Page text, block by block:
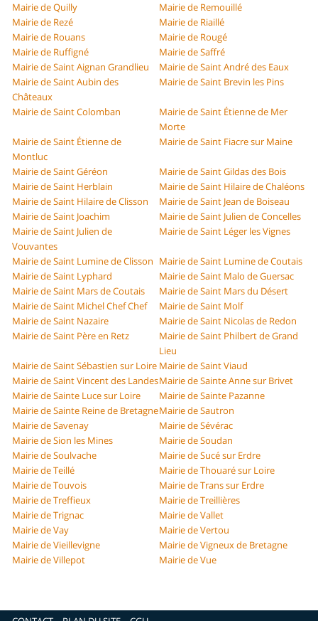
Mairie de Quilly
Mairie de Remouillé
Mairie de Rezé
Mairie de Riaillé
Mairie de Rouans
Mairie de Rougé
Mairie de Ruffigné
Mairie de Saffré
Mairie de Saint Aignan Grandlieu
Mairie de Saint André des Eaux
Mairie de Saint Aubin des
Châteaux
Mairie de Saint Brevin les Pins
Mairie de Saint Colomban
Mairie de Saint Étienne de Mer
Morte
Mairie de Saint Étienne de
Montluc
Mairie de Saint Fiacre sur Maine
Mairie de Saint Géréon
Mairie de Saint Gildas des Bois
Mairie de Saint Herblain
Mairie de Saint Hilaire de Chaléons
Mairie de Saint Hilaire de Clisson
Mairie de Saint Jean de Boiseau
Mairie de Saint Joachim
Mairie de Saint Julien de Concelles
Mairie de Saint Julien de
Vouvantes
Mairie de Saint Léger les Vignes
Mairie de Saint Lumine de Clisson Mairie de Saint Lumine de Coutais
Mairie de Saint Lyphard
Mairie de Saint Malo de Guersac
Mairie de Saint Mars de Coutais
Mairie de Saint Mars du Désert
Mairie de Saint Michel Chef Chef
Mairie de Saint Molf
Mairie de Saint Nazaire
Mairie de Saint Nicolas de Redon
Mairie de Saint Père en Retz
Mairie de Saint Philbert de Grand
Lieu
Mairie de Saint Sébastien sur Loire Mairie de Saint Viaud
Mairie de Saint Vincent des LandesMairie de Sainte Anne sur Brivet
Mairie de Sainte Luce sur Loire
Mairie de Sainte Pazanne
Mairie de Sainte Reine de BretagneMairie de Sautron
Mairie de Savenay
Mairie de Sévérac
Mairie de Sion les Mines
Mairie de Soudan
Mairie de Soulvache
Mairie de Sucé sur Erdre
Mairie de Teillé
Mairie de Thouaré sur Loire
Mairie de Touvois
Mairie de Trans sur Erdre
Mairie de Treffieux
Mairie de Treillières
Mairie de Trignac
Mairie de Vallet
Mairie de Vay
Mairie de Vertou
Mairie de Vieillevigne
Mairie de Vigneux de Bretagne
Mairie de Villepot
Mairie de Vue